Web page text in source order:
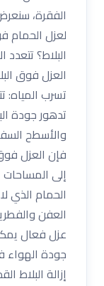
الفقرة،
لعزل الحمام
البلاط؟
العزل فوق
تسرب المياه:
تدهور جودة
والأسطح
فإن العزل
إلى
الحمام الذي
العفن
عزل فعال
جودة الهواء
إزالة البلاط